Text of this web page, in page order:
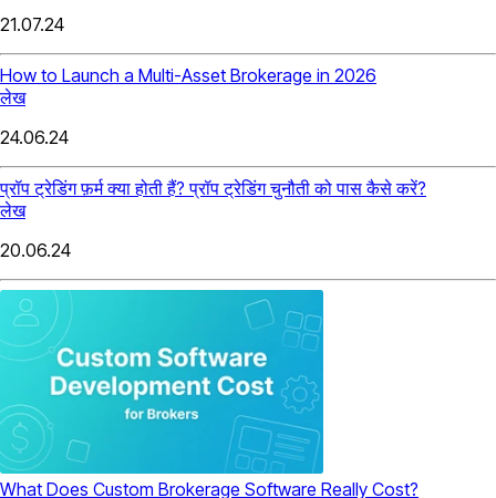
21.07.24
How to Launch a Multi-Asset Brokerage in 2026
लेख
24.06.24
प्रॉप ट्रेडिंग फ़र्म क्या होती हैं? प्रॉप ट्रेडिंग चुनौती को पास कैसे करें?
लेख
20.06.24
What Does Custom Brokerage Software Really Cost?